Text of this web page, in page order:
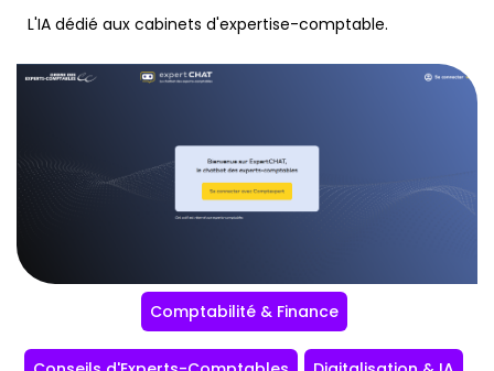
L'IA dédié aux cabinets d'expertise-comptable.
Comptabilité & Finance